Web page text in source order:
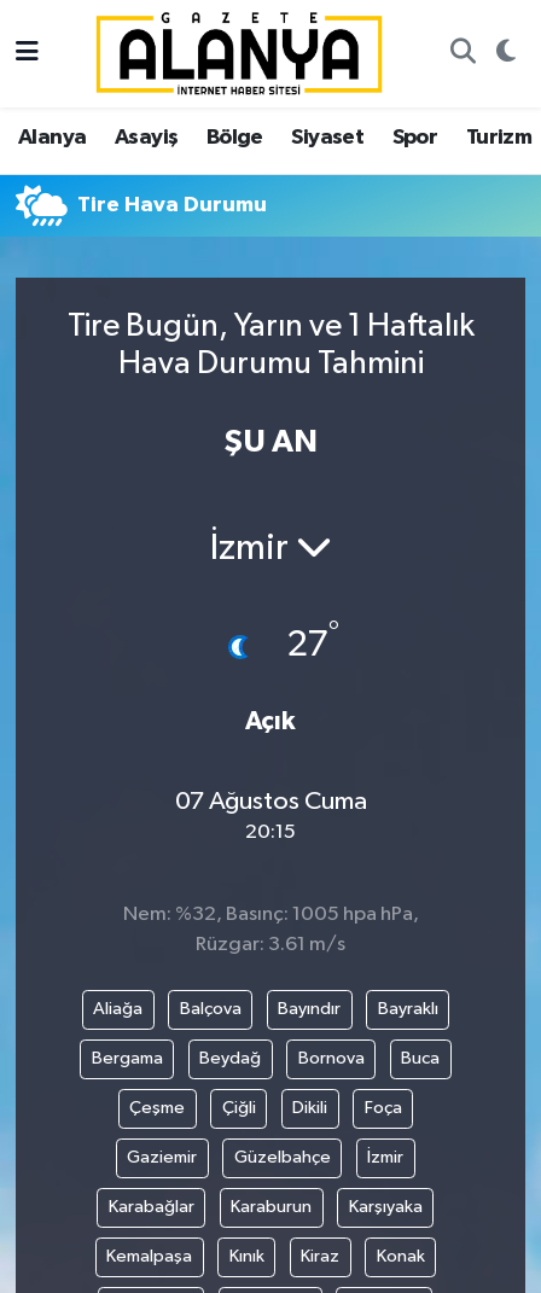
Alanya Asayiş Bölge Siyaset Spor Turizm
Tire Hava Durumu
Tire Bugün, Yarın ve 1 Haftalık
Hava Durumu Tahmini
ŞU AN
İzmir
27°
Açık
07 Ağustos Cuma
20:15
Nem: %32, Basınç: 1005 hpa hPa,
Rüzgar: 3.61 m/s
Aliağa Balçova Bayındır Bayraklı
Bergama Beydağ Bornova Buca
Çeşme Çiğli Dikili Foça
Gaziemir Güzelbahçe İzmir
Karabağlar Karaburun Karşıyaka
Kemalpaşa Kınık Kiraz Konak
Alanya
Asayiş
Bölge
Siyaset
Spor
İstanbul Nöbetçi Eczaneler
İstanbul Hava Durumu
İstanbul Trafik Yoğunluk Haritası
Süper Lig Puan Durumu ve Fikstür
Tüm Manşetler